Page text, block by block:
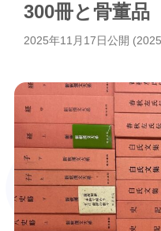
300冊と骨董品
2025年11月17日公開 (